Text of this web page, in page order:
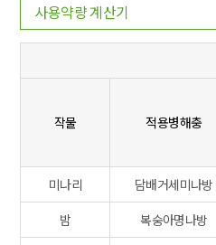
사용약량 계산기
작물 적용병해충
미나리 담배거세미나방
밤
복숭아명나방